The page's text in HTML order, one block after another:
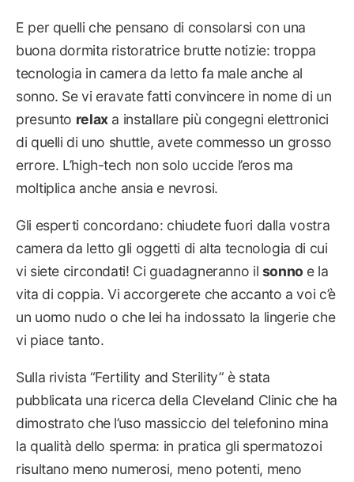
E per quelli che pensano di consolarsi con una
buona dormita ristoratrice brutte notizie: troppa
tecnologia in camera da letto fa male anche al
sonno. Se vi eravate fatti convincere in nome di un
presunto relaxa installare più congegni elettronici
di quelli di uno shuttle, avete commesso un grosso
errore. L’high-tech non solo uccide l’eros ma
moltiplica anche ansia e nevrosi.
Gli esperti concordano: chiudete fuori dalla vostra
camera da letto gli oggetti di alta tecnologia di cui
vi siete circondati! Ci guadagneranno il sonno e la
vita di coppia. Vi accorgerete che accanto a voi c’è
un uomo nudo o che lei ha indossato la lingerie che
vi piace tanto.
Sulla rivista “Fertility and Sterility” è stata
pubblicata una ricerca della Cleveland Clinic che ha
dimostrato che l’uso massiccio del telefonino mina
la qualità dello sperma: in pratica gli spermatozoi
risultano meno numerosi, meno potenti, meno